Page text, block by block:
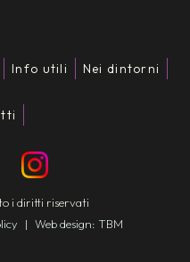
Info utili Nei dintorni
i diritti riservati
| Web design: TBM